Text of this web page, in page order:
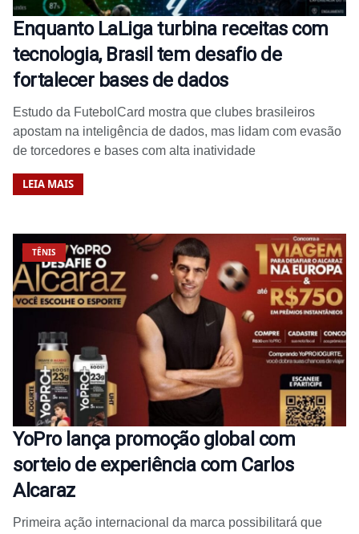
Enquanto LaLiga turbina receitas com
tecnologia, Brasil tem desafio de
fortalecer bases de dados
Estudo da FutebolCard mostra que clubes brasileiros
apostam na inteligência de dados, mas lidam com evasão
de torcedores e bases com alta inatividade
LEIA MAIS
TÊNIS
YoPro lança promoção global com
sorteio de experiência com Carlos
Alcaraz
Primeira ação internacional da marca possibilitará que